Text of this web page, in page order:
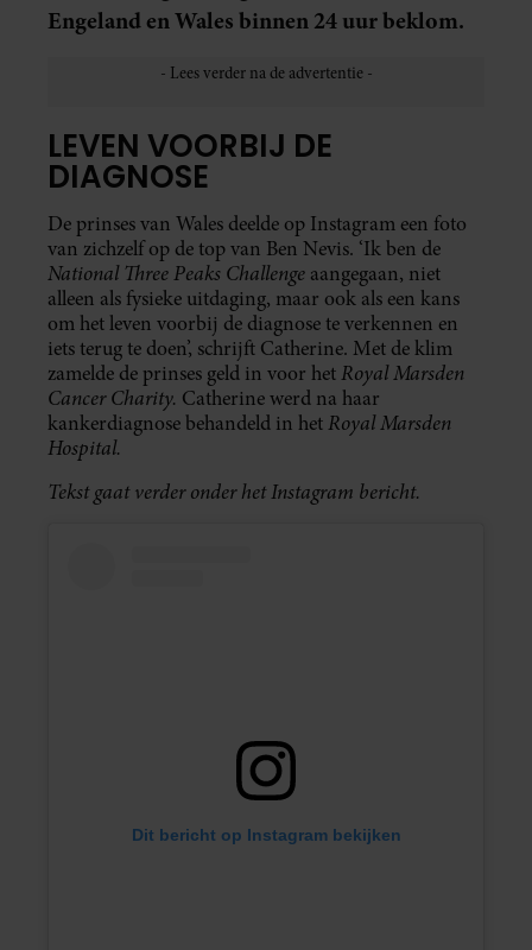
Engeland en Wales binnen 24 uur beklom.
LEVEN VOORBIJ DE
DIAGNOSE
De prinses van Wales deelde op Instagram een foto
van zichzelf op de top van Ben Nevis. ‘Ik ben de
National Three Peaks Challenge aangegaan, niet
alleen als fysieke uitdaging, maar ook als een kans
om het leven voorbij de diagnose te verkennen en
iets terug te doen’, schrijft Catherine. Met de klim
zamelde de prinses geld in voor hetRoyal Marsden
Cancer Charity. Catherine werd na haar
kankerdiagnose behandeld in hetRoyal Marsden
Hospital.
Tekst gaat verder onder het Instagram bericht.
Dit bericht op Instagram bekijken